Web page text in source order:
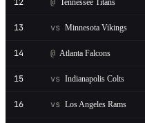
Tennessee Titans
13 vs Minnesota Vikings
14 @ Atlanta Falcons
15 vs Indianapolis Colts
16 vs Los Angeles Rams